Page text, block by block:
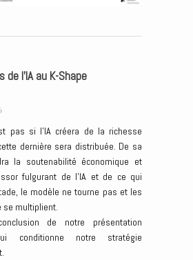
de l’IA au K-Shape
pas si l’IA créera de la richesse
dernière sera distribuée. De sa
la soutenabilité économique et
fulgurant de l’IA et de ce qui
le modèle ne tourne pas et les
se multiplient.
de notre présentation
conditionne notre stratégie